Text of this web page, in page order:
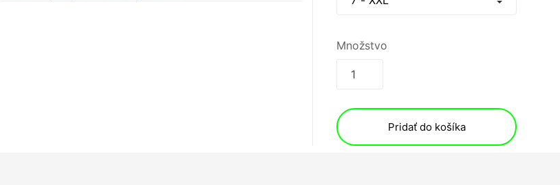
Množstvo
Pridať do košíka